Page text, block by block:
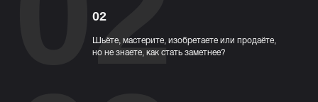
02
Шьёте, мастерите, изобретаете или продаёте,
но не знаете, как стать заметнее?